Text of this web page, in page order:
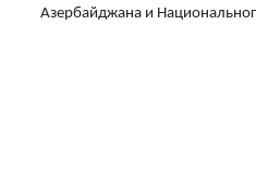
Азербайджана и